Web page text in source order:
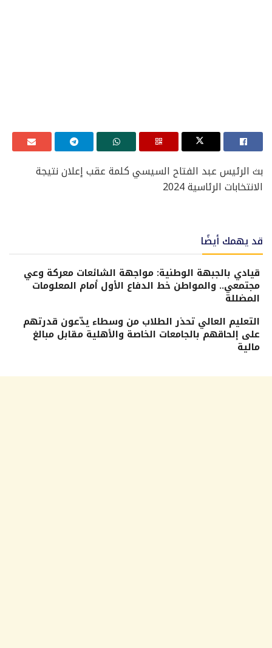
بث الرئيس عبد الفتاح السيسي كلمة عقب إعلان نتيجة
الانتخابات الرئاسية 2024
قد يهمك أيضًا
قيادي بالجبهة الوطنية: مواجهة الشائعات معركة وعي
مجتمعي.. والمواطن خط الدفاع الأول أمام المعلومات
المضللة
التعليم العالي تحذر الطلاب من وسطاء يدّعون قدرتهم
على إلحاقهم بالجامعات الخاصة والأهلية مقابل مبالغ
مالية